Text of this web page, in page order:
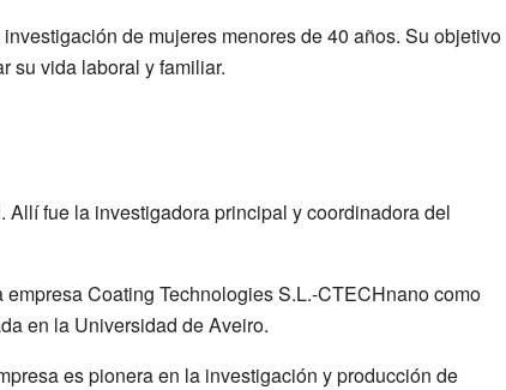
de mujeres menores de 40 años. Su objetivo
su vida laboral y familiar.
fue la investigadora principal y coordinadora del
Coating Technologies S.L.-CTECHnano como
en la Universidad de Aveiro.
es pionera en la investigación y producción de